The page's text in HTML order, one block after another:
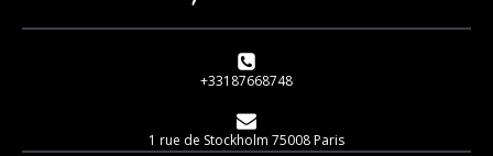
+33187668748
1 rue de Stockholm 75008 Paris